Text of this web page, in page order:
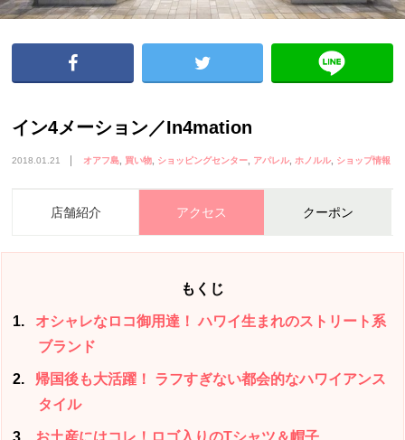
イン4メーション／In4mation
2018.01.21 オアフ島 買い物 ショッピングセンター アパレル ホノルル ショップ情報
店舗紹介 アクセス クーポン
もくじ
1
オシャレなロコ御用達！ ハワイ生まれのストリート系
ブランド
2
帰国後も大活躍！ ラフすぎない都会的なハワイアンス
タイル
3 お土産にはコレ！ロゴ入りのTシャツ＆帽子